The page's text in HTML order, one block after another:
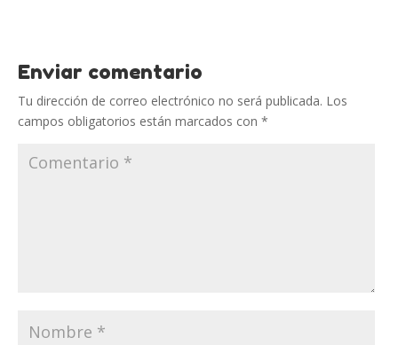
Enviar comentario
Tu dirección de correo electrónico no será publicada. Los
campos obligatorios están marcados con *